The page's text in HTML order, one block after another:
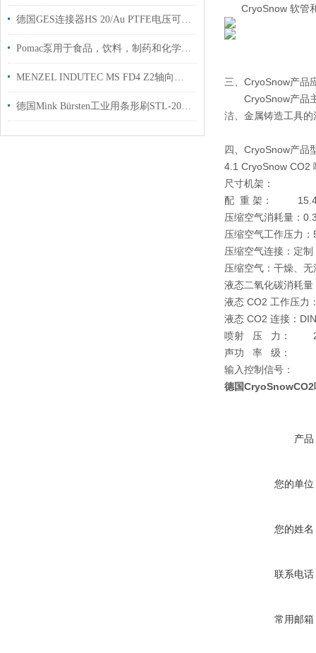
德国GES连接器HS 20/Au PTFE电压可达12 kVDC工厂现货
Pomac泵用于食品，饮料，制药和化学工业
MENZEL INDUTEC MS FD4 Z2轴向喷雾头
德国Mink Bürsten工业用条形刷STL-2000用于工业制造行业使用
CryoSnow 软管
三、CryoSnow产品
CryoSnow产品主
洁、金属铸造工具
四、CryoSnow产品
4.1 CryoSnow CO2
尺寸机架： 长 x
配 重 架：
15.4
压缩空气消耗量：
压缩空气工作压力：
压缩空气连接： 定制
压缩空气： 干燥、无
液态二氧化碳消耗
液态 CO2 工作压力
液态 CO2 连接：
喷射 压 力：
2
声功 率 级：
输入控制信号：
德国CryoSnowCO2
产品
您的单位
您的姓名
联系电话
常用邮箱